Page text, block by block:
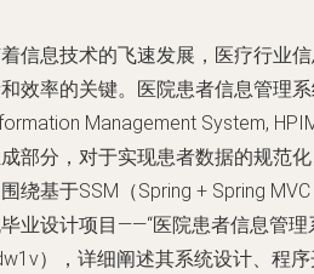
信息技术的飞速发展，医疗行业
效率的关键。医院患者信息管理
Management System,
部分，对于实现患者数据的规范
绕基于SSM（Spring + Spring
业设计项目——“医院患者信息管理
），详细阐述其系统设计、程